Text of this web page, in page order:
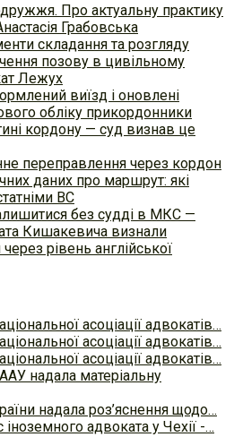
Про актуальну практику
Грабовська
складання та розгляду
позову в цивільному
Лежух
виїзд і оновлені
обліку прикордонники
кордону — суд визнав це
переправлення через кордон
даних про маршрут: які
ВС
без судді в МКС —
Кишакевича визнали
рівень англійської
асоціації адвокатів…
асоціації адвокатів…
асоціації адвокатів…
надала матеріальну
надала роз’яснення щодо…
іноземного адвоката у Чехії -…